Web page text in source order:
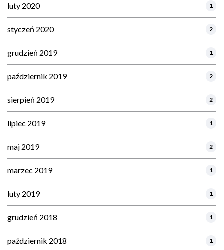
luty 2020 1
styczeń 2020 2
grudzień 2019 1
październik 2019 2
sierpień 2019 2
lipiec 2019 1
maj 2019 2
marzec 2019 1
luty 2019 1
grudzień 2018 1
październik 2018 1